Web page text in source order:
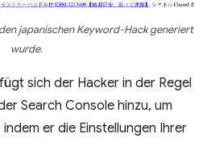
japanischen Keyword-Hack generiert
wurde.
sich der Hacker in der Regel
Search Console hinzu, um
er die Einstellungen Ihrer